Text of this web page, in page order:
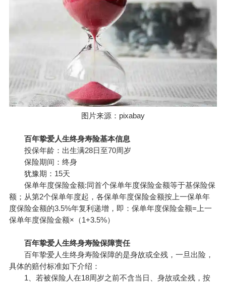
图片来源：pixabay
百年挚爱人生终身寿险基本信息
投保年龄：出生满28日至70周岁
保险期间：终身
犹豫期：15天
保单年度保险金额:同首个保单年度保险金额等于基保险保
额；从第2个保单年度起，各保单年度保险金额按上一保单年
度保险金额的3.5%年复利递增，即：保单年度保险金额=上一
保单年度保险金额×（1+3.5%）
百年挚爱人生终身寿险保障责任
百年挚爱人生终身寿险保障的是身故或全残，一旦出险，
具体的赔付标准如下介绍：
1、若被保险人在18周岁之前不含当日、身故或全残，按